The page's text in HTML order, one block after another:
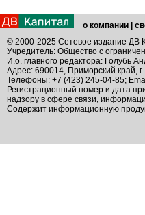
о компании
© 2000-2025 Сетевое издание ДВ
Учредитель: Общество с
И.о. главного редактора: Голубь
Адрес: 690014, Приморский край,
Телефоны: +7 (423) 245-04-85;
Регистрационный номер и дата
надзору в сфере связи,
Содержит информационную